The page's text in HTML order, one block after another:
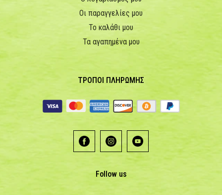
Οι παραγγελίες μου
Το καλάθι μου
Τα αγαπημένα μου
ΤΡΟΠΟΙ ΠΛΗΡΩΜΗΣ
Follow us